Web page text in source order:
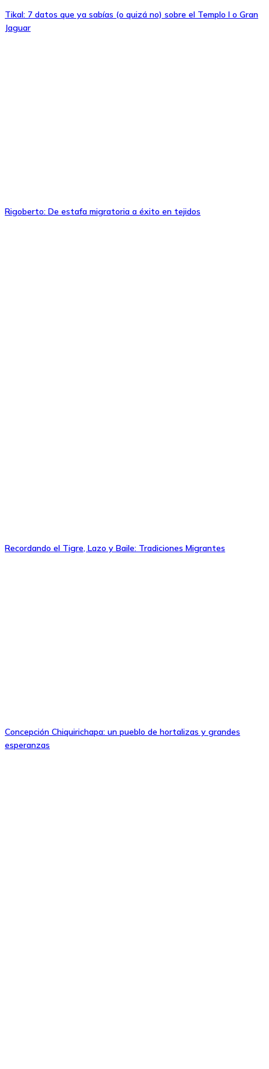
Tikal: 7 datos que ya sabías (o quizá no) sobre el Templo I o Gran
Jaguar
Rigoberto: De estafa migratoria a éxito en tejidos
Recordando el Tigre, Lazo y Baile: Tradiciones Migrantes
Concepción Chiquirichapa: un pueblo de hortalizas y grandes
esperanzas